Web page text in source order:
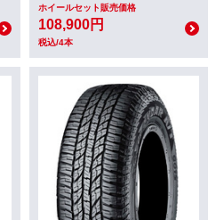
ホイールセット販売価格
108,900円
税込/4本